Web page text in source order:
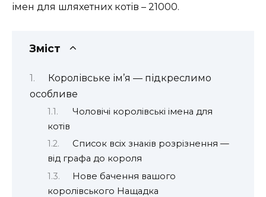
імен для шляхетних котів – 21000.
Зміст
Королівське ім’я — підкреслимо
особливе
Чоловічі королівські імена для
котів
Список всіх знаків розрізнення —
від графа до короля
Нове бачення вашого
королівського Нащадка